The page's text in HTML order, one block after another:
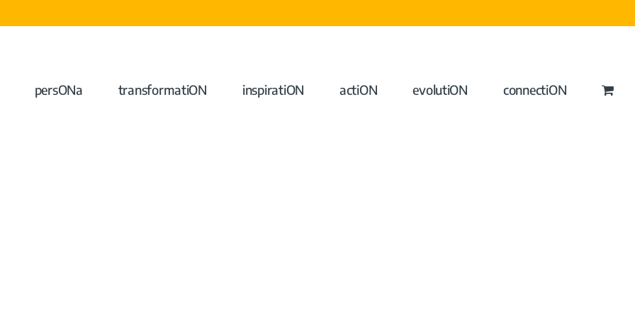
persONa transformatiON inspiratiON actiON evolutiON connectiON